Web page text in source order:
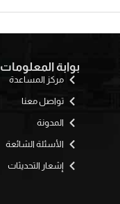
بوابة المعلومات
مركز المساعدة
تواصل معنا
المدونة
الأسئلة الشائعة
إشعار التحديثات